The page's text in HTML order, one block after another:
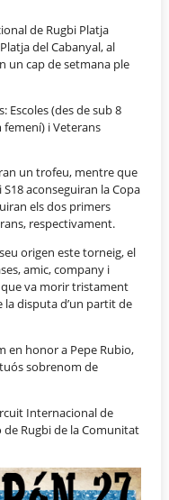
de Rugbi Platja
del Cabanyal, al
un cap de setmana ple
Escoles (des desub8
femení) i Veterans
un trofeu, mentre que
iS18aconseguiran la Copa
els dos primers
respectivament.
origen este torneig, el
amic, company i
va morir tristament
la disputa d’un partit de
en honor a Pepe Rubio,
sobrenom de
Internacional de
Rugbi de la Comunitat